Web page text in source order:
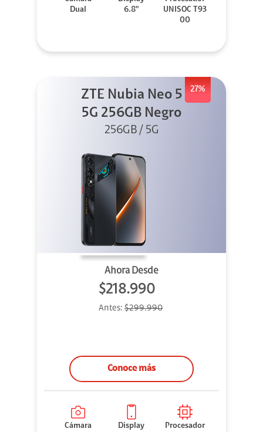
Dual
6.8"
UNISOC T93
00
27%
ZTE Nubia Neo 5
5G 256GB Negro
256GB / 5G
Ahora Desde
$218.990
Antes: $299.990
Conoce más
Cámara
Display
Procesador